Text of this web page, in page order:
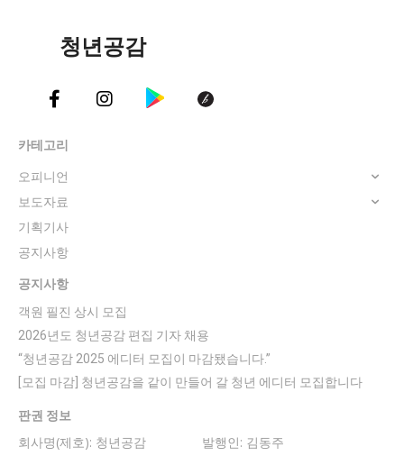
청년공감
카테고리
오피니언
보도자료
기획기사
공지사항
공지사항
객원 필진 상시 모집
2026년도 청년공감 편집 기자 채용
“청년공감 2025 에디터 모집이 마감됐습니다.”
[모집 마감] 청년공감을 같이 만들어 갈 청년 에디터 모집합니다
판권 정보
회사명(제호): 청년공감 발행인: 김동주